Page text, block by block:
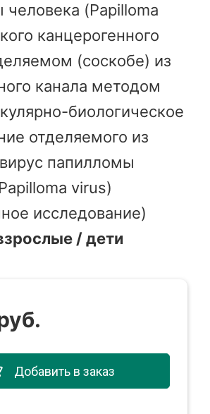
(Papilloma
канцерогенного
(соскобе) из
канала методом
биологическое
отделяемого из
папилломы
virus)
исследование)
/ дети
Добавить в заказ